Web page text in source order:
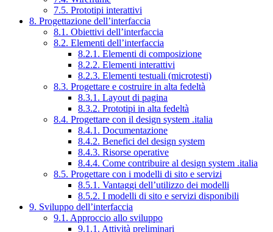
7.5. Prototipi interattivi
8. Progettazione dell’interfaccia
8.1. Obiettivi dell’interfaccia
8.2. Elementi dell’interfaccia
8.2.1. Elementi di composizione
8.2.2. Elementi interattivi
8.2.3. Elementi testuali (microtesti)
8.3. Progettare e costruire in alta fedeltà
8.3.1. Layout di pagina
8.3.2. Prototipi in alta fedeltà
8.4. Progettare con il design system .italia
8.4.1. Documentazione
8.4.2. Benefici del design system
8.4.3. Risorse operative
8.4.4. Come contribuire al design system .italia
8.5. Progettare con i modelli di sito e servizi
8.5.1. Vantaggi dell’utilizzo dei modelli
8.5.2. I modelli di sito e servizi disponibili
9. Sviluppo dell’interfaccia
9.1. Approccio allo sviluppo
9.1.1. Attività preliminari